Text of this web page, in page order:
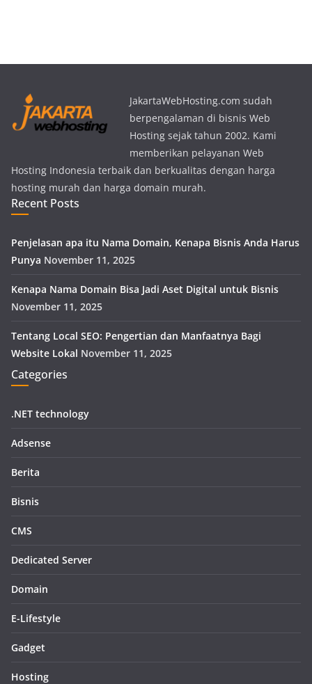
JakartaWebHosting.com sudah
berpengalaman di bisnis Web
Hosting sejak tahun 2002. Kami
memberikan pelayanan Web
Hosting Indonesia terbaik dan berkualitas dengan harga
hosting murah dan harga domain murah.
Recent Posts
Penjelasan apa itu Nama Domain, Kenapa Bisnis Anda Harus
Punya November 11, 2025
Kenapa Nama Domain Bisa Jadi Aset Digital untuk Bisnis
November 11, 2025
Tentang Local SEO: Pengertian dan Manfaatnya Bagi
Website Lokal November 11, 2025
Categories
.NET technology
Adsense
Berita
Bisnis
CMS
Dedicated Server
Domain
E-Lifestyle
Gadget
Hosting